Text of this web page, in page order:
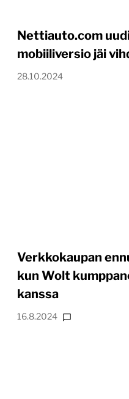
Nettiauto.com
mobiiliversio jäi
28.10.2024
Verkkokaupan
kun Wolt
kanssa
16.8.2024